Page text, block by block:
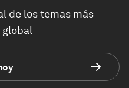
de los temas más